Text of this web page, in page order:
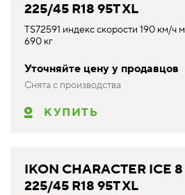
225/45 R18 95T XL
TS72591 индекс скорости 190 км/ч
690 кг
Уточняйте цену у продавцов
Снята с производства
КУПИТЬ
IKON CHARACTER ICE 8
225/45 R18 95T XL